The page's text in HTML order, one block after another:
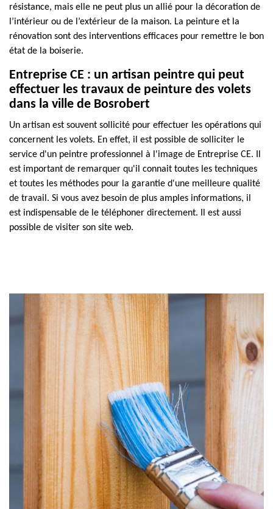
résistance, mais elle ne peut plus un allié pour la décoration de
l’intérieur ou de l’extérieur de la maison. La peinture et la
rénovation sont des interventions efficaces pour remettre le bon
état de la boiserie.
Entreprise CE : un artisan peintre qui peut
effectuer les travaux de peinture des volets
dans la ville de Bosrobert
Un artisan est souvent sollicité pour effectuer les opérations qui
concernent les volets. En effet, il est possible de solliciter le
service d'un peintre professionnel à l'image de Entreprise CE. Il
est important de remarquer qu'il connait toutes les techniques
et toutes les méthodes pour la garantie d'une meilleure qualité
de travail. Si vous avez besoin de plus amples informations, il
est indispensable de le téléphoner directement. Il est aussi
possible de visiter son site web.